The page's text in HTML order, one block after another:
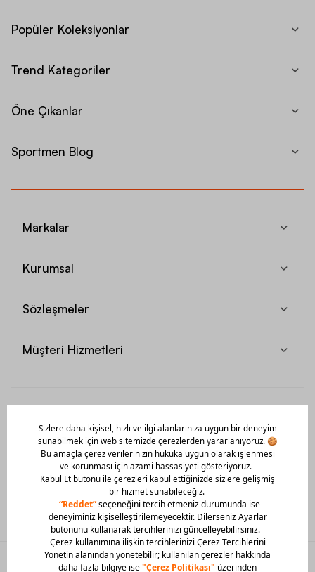
Popüler Koleksiyonlar
Trend Kategoriler
Öne Çıkanlar
Sportmen Blog
Markalar
Kurumsal
Sözleşmeler
Müşteri Hizmetleri
Mobil Uygulamamızı Hemen İndir!